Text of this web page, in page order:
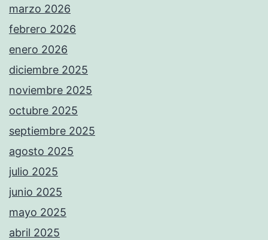
marzo 2026
febrero 2026
enero 2026
diciembre 2025
noviembre 2025
octubre 2025
septiembre 2025
agosto 2025
julio 2025
junio 2025
mayo 2025
abril 2025